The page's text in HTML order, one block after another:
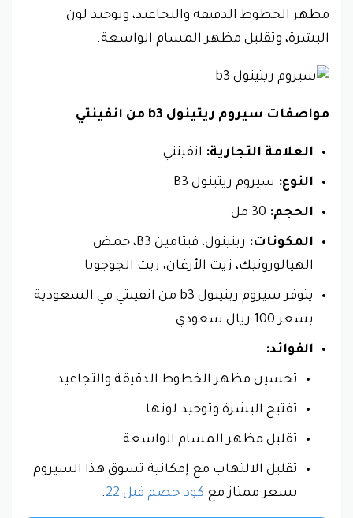
مظهر الخطوط الدقيقة والتجاعيد، وتوحيد لون
البشرة، وتقليل مظهر المسام الواسعة.
مواصفات سيروم ريتينول b3 من انفينتي
العلامة التجارية: انفينتي
النوع: سيروم ريتينول B3
الحجم:
المكونات:
ريتينول، فيتامين B3، حمض
الهيالورونيك، زيت الأرغان، زيت الجوجوبا
يتوفر سيروم ريتينول b3 من انفينتي في السعودية
بسعر 100 ريال سعودي.
الفوائد:
تحسين مظهر الخطوط الدقيقة والتجاعيد
تفتيح البشرة وتوحيد لونها
تقليل مظهر المسام الواسعة
تقليل الالتهاب مع إمكانية تسوق هذا السيروم
بسعر ممتاز مع كود خصم فيل 22 .